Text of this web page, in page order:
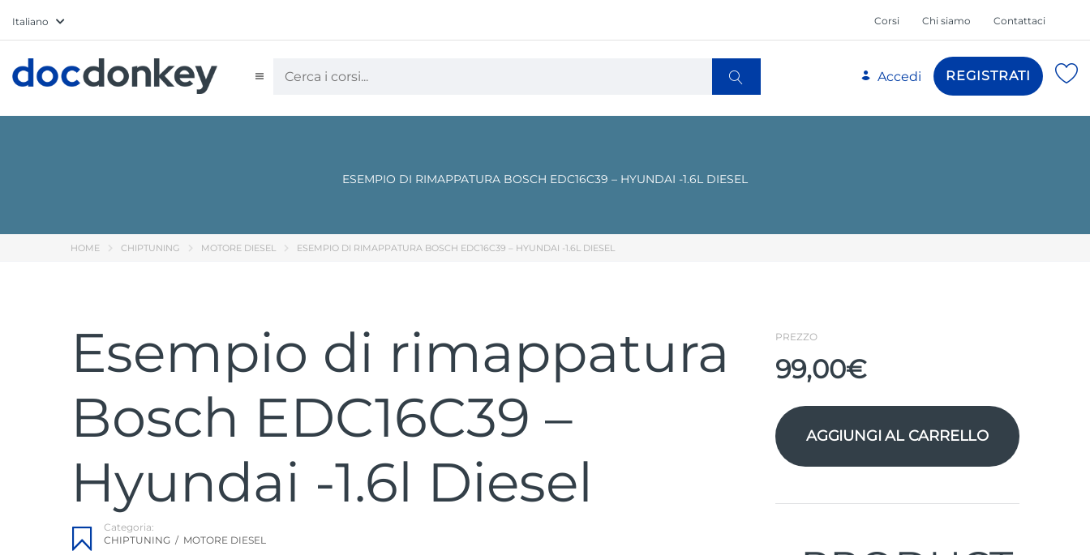
Italiano Corsi Chi siamo Contattaci
Accedi REGISTRATI
ESEMPIO DI RIMAPPATURA BOSCH EDC16C39 – HYUNDAI -1.6L DIESEL
HOME CHIPTUNING MOTORE DIESEL ESEMPIO DI RIMAPPATURA BOSCH EDC16C39 – HYUNDAI -1.6L DIESEL
Esempio di rimappatura
Bosch EDC16C39 –
Hyundai -1.6l Diesel
Categoria:
CHIPTUNING / MOTORE DIESEL
PREZZO
99,00€
AGGIUNGI AL CARRELLO